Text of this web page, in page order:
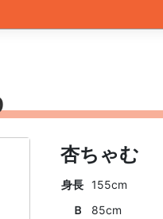
杏ちゃむ
身長
155cm
Ｂ
85cm